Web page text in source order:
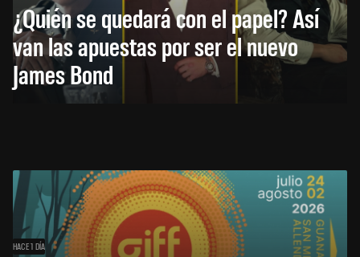
¿Quién se quedará con el papel? Así
van las apuestas por ser el nuevo
James Bond
HACE 1 DÍA